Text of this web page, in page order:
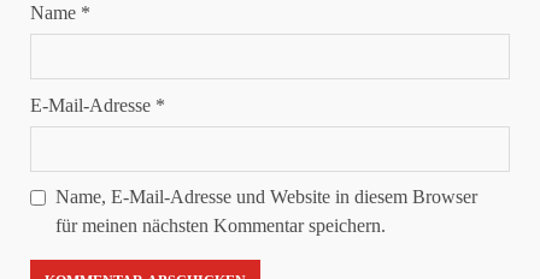
Name *
E-Mail-Adresse *
Name, E-Mail-Adresse und Website in diesem Browser
für meinen nächsten Kommentar speichern.